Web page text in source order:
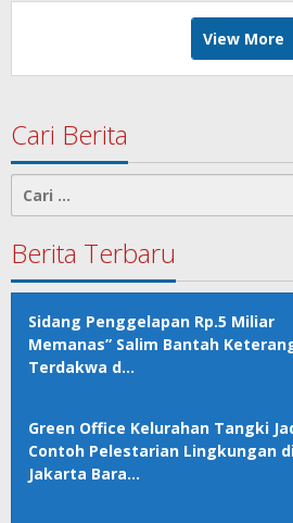
View More
Cari Berita
untuk:
Berita Terbaru
Sidang Penggelapan Rp.5 Miliar
Memanas” Salim Bantah
Terdakwa d…
Green Office Kelurahan Tangki
Contoh Pelestarian Lingkungan
Jakarta Bara…